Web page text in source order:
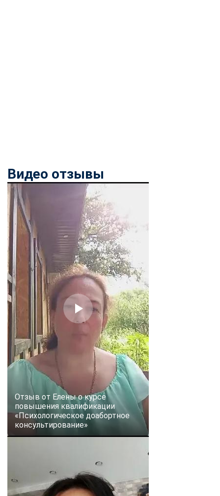
Видео отзывы
Отзыв от Елены о курсе
повышения квалификации
«Психологическое доабортное
консультирование»
online